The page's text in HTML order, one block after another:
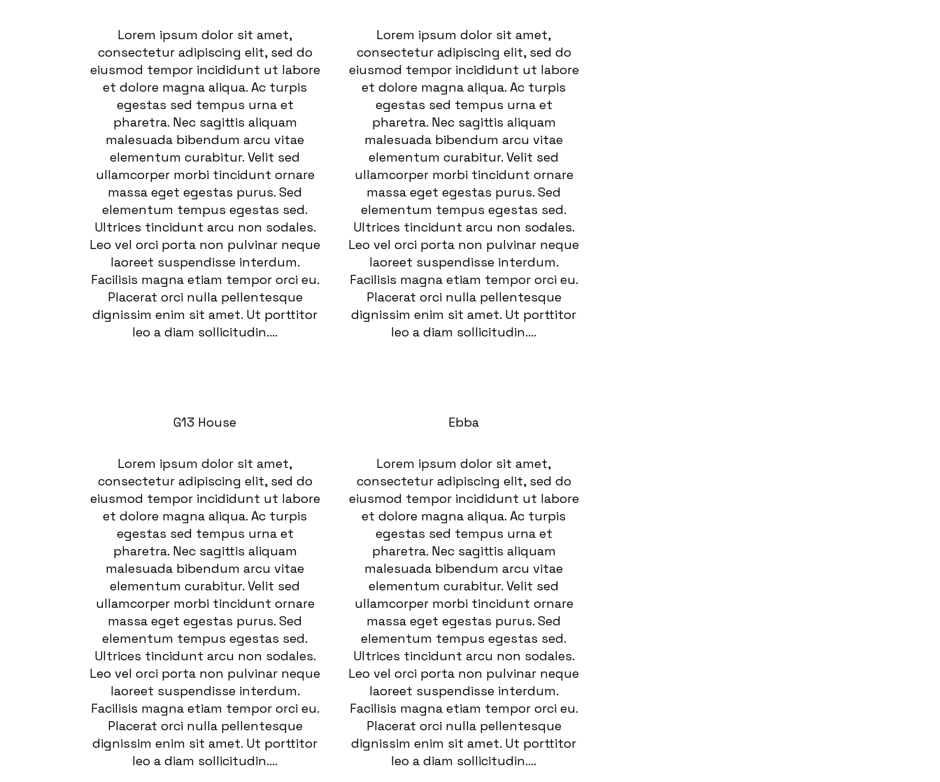
Lorem ipsum dolor sit amet,
consectetur adipiscing elit, sed do
eiusmod tempor incididunt ut labore
et dolore magna aliqua. Ac turpis
egestas sed tempus urna et
pharetra. Nec sagittis aliquam
malesuada bibendum arcu vitae
elementum curabitur. Velit sed
ullamcorper morbi tincidunt ornare
massa eget egestas purus. Sed
elementum tempus egestas sed.
Ultrices tincidunt arcu non sodales.
Leo vel orci porta non pulvinar neque
laoreet suspendisse interdum.
Facilisis magna etiam tempor orci eu.
Placerat orci nulla pellentesque
dignissim enim sit amet. Ut porttitor
leo a diam sollicitudin....
Lorem ipsum dolor sit amet,
consectetur adipiscing elit, sed do
eiusmod tempor incididunt ut labore
et dolore magna aliqua. Ac turpis
egestas sed tempus urna et
pharetra. Nec sagittis aliquam
malesuada bibendum arcu vitae
elementum curabitur. Velit sed
ullamcorper morbi tincidunt ornare
massa eget egestas purus. Sed
elementum tempus egestas sed.
Ultrices tincidunt arcu non sodales.
Leo vel orci porta non pulvinar neque
laoreet suspendisse interdum.
Facilisis magna etiam tempor orci eu.
Placerat orci nulla pellentesque
dignissim enim sit amet. Ut porttitor
leo a diam sollicitudin....
G13 House
Lorem ipsum dolor sit amet,
consectetur adipiscing elit, sed do
eiusmod tempor incididunt ut labore
et dolore magna aliqua. Ac turpis
egestas sed tempus urna et
pharetra. Nec sagittis aliquam
malesuada bibendum arcu vitae
elementum curabitur. Velit sed
ullamcorper morbi tincidunt ornare
massa eget egestas purus. Sed
elementum tempus egestas sed.
Ultrices tincidunt arcu non sodales.
Leo vel orci porta non pulvinar neque
laoreet suspendisse interdum.
Facilisis magna etiam tempor orci eu.
Placerat orci nulla pellentesque
dignissim enim sit amet. Ut porttitor
leo a diam sollicitudin....
Ebba
Lorem ipsum dolor sit amet,
consectetur adipiscing elit, sed do
eiusmod tempor incididunt ut labore
et dolore magna aliqua. Ac turpis
egestas sed tempus urna et
pharetra. Nec sagittis aliquam
malesuada bibendum arcu vitae
elementum curabitur. Velit sed
ullamcorper morbi tincidunt ornare
massa eget egestas purus. Sed
elementum tempus egestas sed.
Ultrices tincidunt arcu non sodales.
Leo vel orci porta non pulvinar neque
laoreet suspendisse interdum.
Facilisis magna etiam tempor orci eu.
Placerat orci nulla pellentesque
dignissim enim sit amet. Ut porttitor
leo a diam sollicitudin....